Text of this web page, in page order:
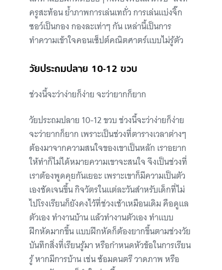
ครูสะท้อน ย้ำภาพการเล่นเทถั่ว การเล่นแบ่งจิ๊ก
ซอว์เป็นกอง กองละเท่าๆ กัน เหล่านี้เป็นการ
ทำความเข้าใจคอนเซ็ปต์คณิตศาตร์แบบไม่รู้ตัว
วัยประถมปลาย 10-12 ขวบ
ช่วงนี้จะว่าง่ายก็ง่าย จะว่ายากก็ยาก
วัยประถมปลาย 10-12 ขวบ ช่วงนี้จะว่าง่ายก็ง่าย
จะว่ายากก็ยาก เพราะเป็นช่วงที่ตารางเวลาต่างๆ
ต้องมาจากความสนใจของเขาเป็นหลัก เราอยาก
ให้ทำก็ไม่ได้หมายความเขาจะสนใจ จึงเป็นช่วงที่
เราต้องพูดคุยกันเยอะ เพราะเขาก็มีความเป็นตัว
เองชัดเจนขึ้น กิจวัตรในแต่ละวันสำหรับเด็กที่ไม่
ไปโรงเรียนก็ยังคงไว้ที่ช่วงเช้าเหมือนเดิม คือดูแล
ตัวเอง ทำงานบ้าน แล้วทำงานตัวเอง ทำแบบ
ฝึกหัดมากขึ้น แบบฝึกหัดก็ต้องยากขึ้นตามช่วงวัย
บันทึกสิ่งที่เรียนรู้มา หรือกำหนดหัวข้อในการเรียน
รู้ หากมีการบ้าน เช่น ซ้อมดนตรี วาดภาพ หรือ